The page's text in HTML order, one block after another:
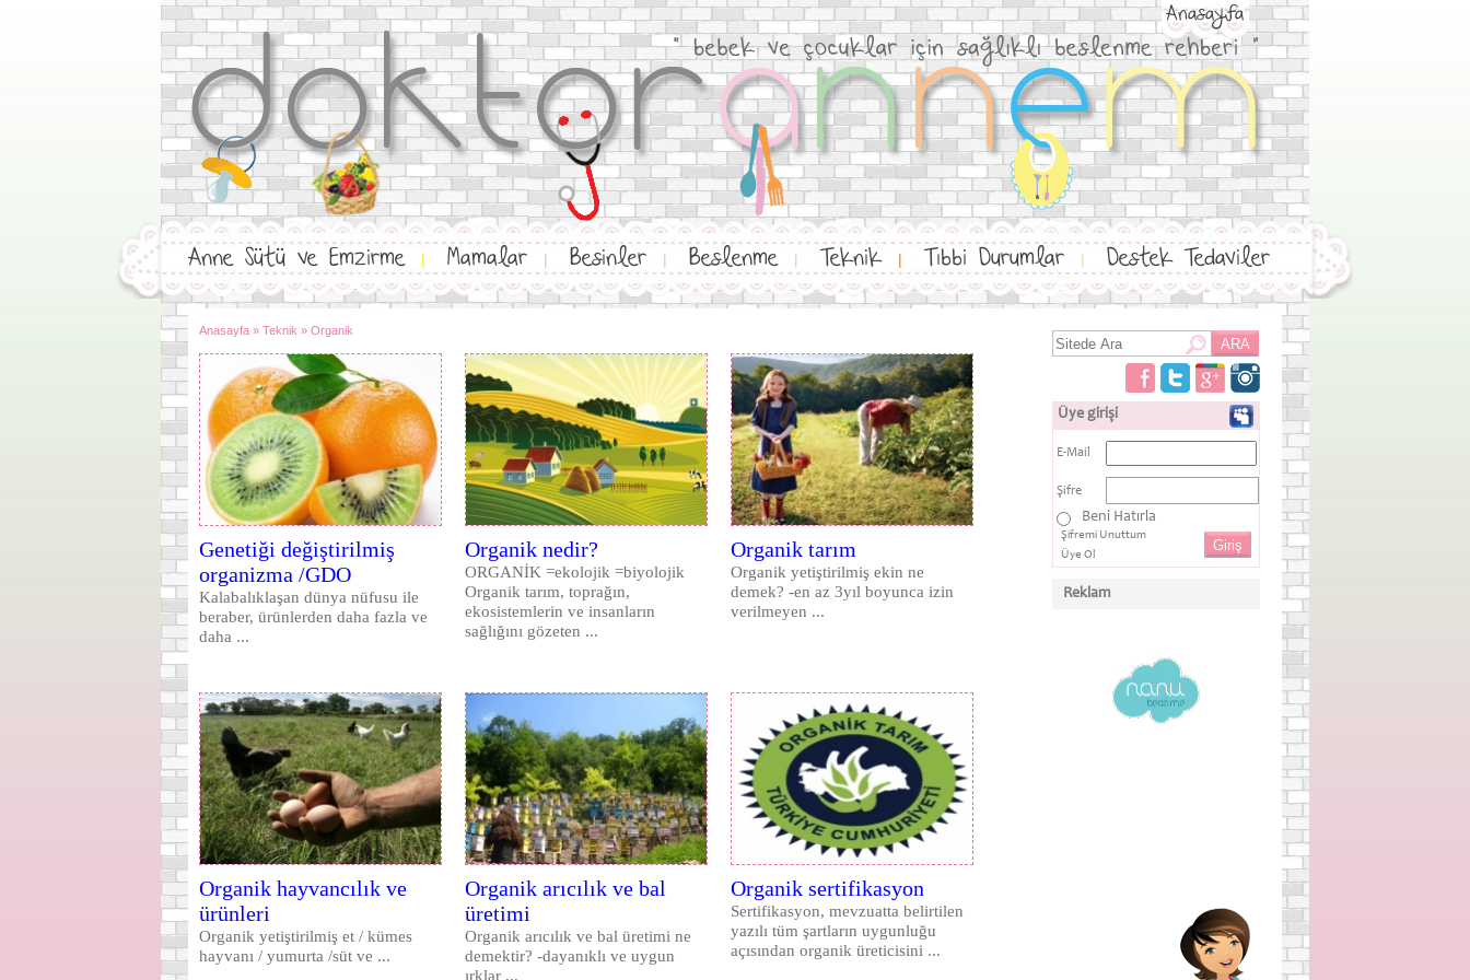
Anasayfa
Anne Sütü ve Emzirme | Mamalar | Besinler | Beslenme | Teknik | Tıbbi Durumlar | Destek Tedaviler
Anasayfa » Teknik » Organik
Genetiği değiştirilmiş
organizma /GDO
Kalabalıklaşan dünya nüfusu ile
beraber, ürünlerden daha fazla ve
daha ...
Organik nedir?
ORGANİK =ekolojik =biyolojik
Organik tarım, toprağın,
ekosistemlerin ve insanların
sağlığını gözeten ...
Organik tarım
Organik yetiştirilmiş ekin ne
demek? -en az 3yıl boyunca izin
verilmeyen ...
Organik hayvancılık ve
ürünleri
Organik yetiştirilmiş et / kümes
hayvanı / yumurta /süt ve ...
Organik arıcılık ve bal
üretimi
Organik arıcılık ve bal üretimi ne
demektir? -dayanıklı ve uygun
ırklar ...
Organik sertifikasyon
Sertifikasyon, mevzuatta belirtilen
yazılı tüm şartların uygunluğu
açısından organik üreticisini ...
Üye girişi
E-Mail
Şifre
Beni Hatırla
Şifremi Unuttum
Üye Ol
Reklam